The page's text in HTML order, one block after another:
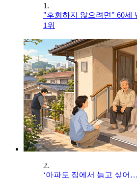
1.
"후회하지 않으려면" 60세
1위
2.
‘아파도 집에서 늙고 싶어